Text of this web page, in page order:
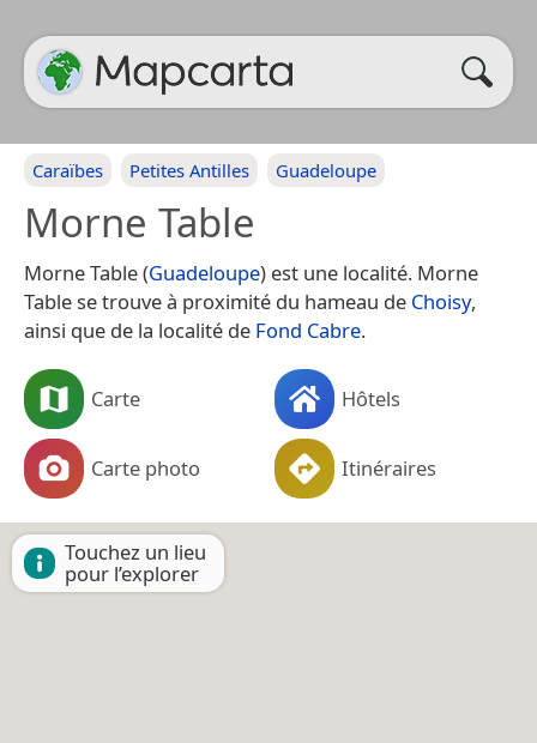
Caraïbes Petites Antilles Guadeloupe
Morne Table
Morne Table (Guadeloupe) est une localité. Morne
Table se trouve à proximité du hameau de Choisy,
ainsi que de la localité de Fond Cabre.
Carte Hôtels
Carte photo Itinéraires
Touchez un lieu
pour l’explorer